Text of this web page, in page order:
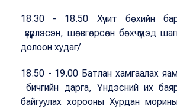
18.30 - 18.50 Хүчит бөхийн
үзүүрлэсэн, шөвгөрсөн бөхчүүдэд
долоон худаг/
18.50 - 19.00 Батлан хамгаалах
бичгийн дарга, Үндэсний их
байгуулах хорооны Хурдан